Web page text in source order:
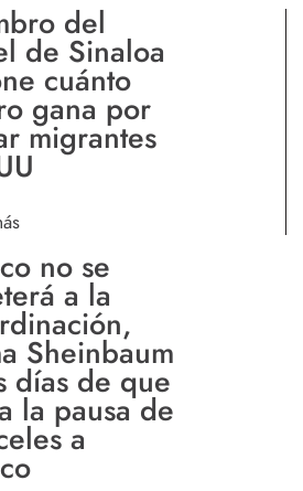
del
de Sinaloa
cuánto
gana por
migrantes
no se
a la
Sheinbaum
días de que
la pausa de
a